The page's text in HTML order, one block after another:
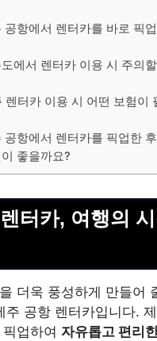
공항에서 렌터카를 바로 픽
에서 렌터카 이용 시 주의
렌터카 이용 시 어떤 보험이
공항에서 렌터카를 픽업한
좋을까요?
터카, 여행의
더욱 풍성하게 만들어
주 공항 렌터카입니다.
업하여 자유롭고 편리